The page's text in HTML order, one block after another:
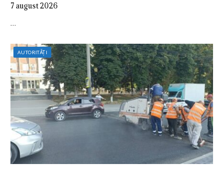
7 august 2026
…
AUTORITĂȚI